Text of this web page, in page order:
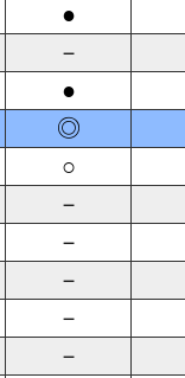
●
－
●
◎
○
－
－
－
－
－